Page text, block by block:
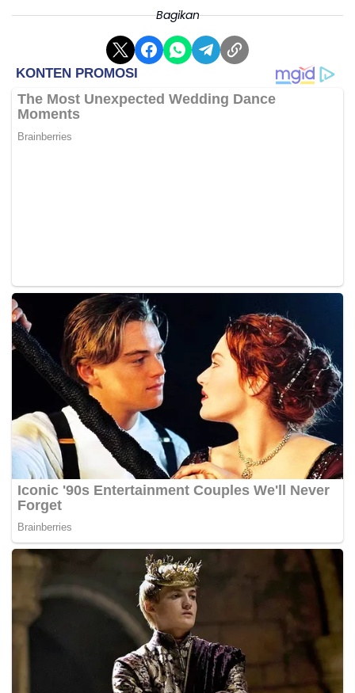
Lebih lanjut disampaikan, sesuai tujuan utama ibadah
kurban, besar niat dan keinginan pemerintah daerah
agar amanah berharga ini segera disalurkan dan
sampai tepat ke tangan mereka yang paling berhak
dan membutuhkan. Rencananya, pembagian daging
kurban dari sapi istimewa tersebut akan
disebarluaskan dan difokuskan menjangkau wilayah
Bagikan